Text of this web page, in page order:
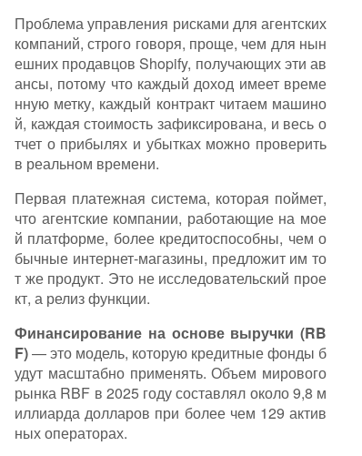
Проблема управления рисками для агентских
компаний, строго говоря, проще, чем для нын
ешних продавцов Shopify, получающих эти ав
ансы, потому что каждый доход имеет време
нную метку, каждый контракт читаем машино
й, каждая стоимость зафиксирована, и весь о
тчет о прибылях и убытках можно проверить
в реальном времени.
Первая платежная система, которая поймет,
что агентские компании, работающие на мое
й платформе, более кредитоспособны, чем о
бычные интернет-магазины, предложит им то
т же продукт. Это не исследовательский прое
кт, а релиз функции.
Финансирование на основе выручки (RB
F)— это модель, которую кредитные фонды б
удут масштабно применять. Объем мирового
рынка RBF в 2025 году составлял около 9,8 м
иллиарда долларов при более чем 129 актив
ных операторах.